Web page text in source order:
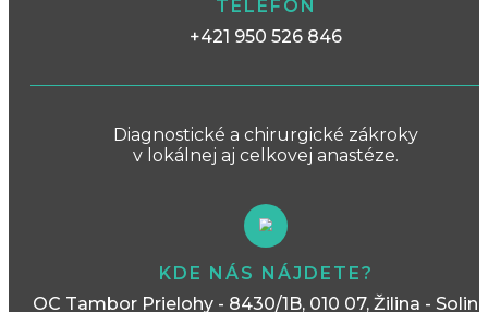
TELEFÓN
+421 950 526 846
Diagnostické a chirurgické zákroky
v lokálnej aj celkovej anastéze.
KDE NÁS NÁJDETE?
OC Tambor Prielohy - 8430/1B, 010 07, Žilina -